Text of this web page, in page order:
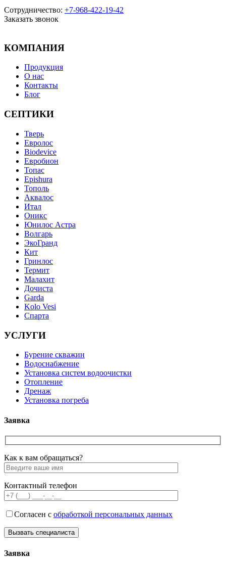
Сотрудничество: +7-968-422-19-42
Заказать звонок
КОМПАНИЯ
Продукция
О нас
Контакты
Блог
СЕПТИКИ
Тверь
Евролос
Biodevice
Евробион
Топас
Epishura
Тополь
Аквалос
Итал
Оникс
Юнилос Астра
Волгарь
ЭкоГранд
Кит
Гринлос
Термит
Малахит
Дочиста
Garda
Kolo Vesi
Спарта
УСЛУГИ
Бурение скважин
Водоснабжение
Установка систем водоочистки
Отопление
Дренаж
Установка погреба
Заявка
Как к вам обращаться?
Контактный телефон
Согласен с обработкой персональных данных
Заявка